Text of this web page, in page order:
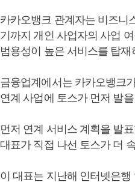
카카오뱅크 관계자는 비즈니
기까지 개인 사업자의 사업
범용성이 높은 서비스를 탑
금융업계에서는 카카오뱅크
연계 사업에 토스가 먼저 발
먼저 연계 서비스 계획을 발
대표가 직접 나선 토스가 더
이 대표는 지난해 인터넷은